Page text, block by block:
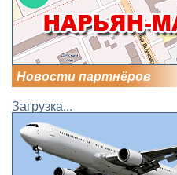
Новости партнёров
Загрузка...